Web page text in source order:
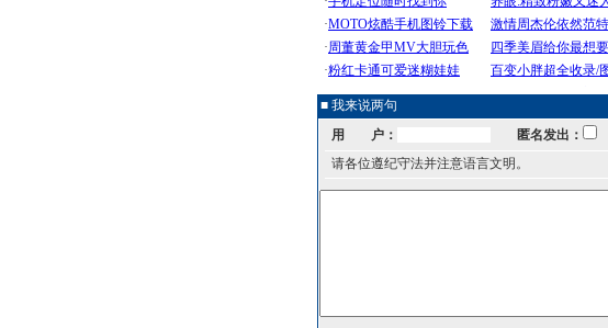
■ 我来说两句
用 户：
匿名发出：
请各位遵纪守法并注意语言文明。